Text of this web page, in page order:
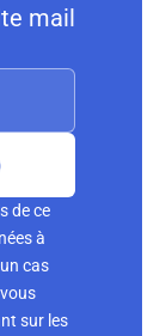
mail
de ce
à
cas
sur les